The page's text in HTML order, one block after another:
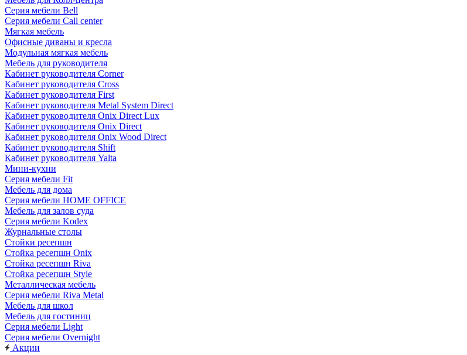
Серия мебели Bell
Серия мебели Call center
Мягкая мебель
Офисные диваны и кресла
Модульная мягкая мебель
Мебель для руководителя
Кабинет руководителя Corner
Кабинет руководителя Cross
Кабинет руководителя First
Кабинет руководителя Metal System Direct
Кабинет руководителя Onix Direct Lux
Кабинет руководителя Onix Direct
Кабинет руководителя Onix Wood Direct
Кабинет руководителя Shift
Кабинет руководителя Yalta
Мини-кухни
Серия мебели Fit
Мебель для дома
Серия мебели HOME OFFICE
Мебель для залов суда
Серия мебели Kodex
Журнальные столы
Стойки ресепшн
Стойка ресепшн Onix
Стойка ресепшн Riva
Стойка ресепшн Style
Металлическая мебель
Серия мебели Riva Metal
Мебель для школ
Мебель для гостиниц
Серия мебели Light
Серия мебели Overnight
Акции